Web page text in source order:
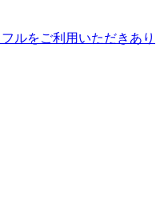
ルをご利用いただきあり